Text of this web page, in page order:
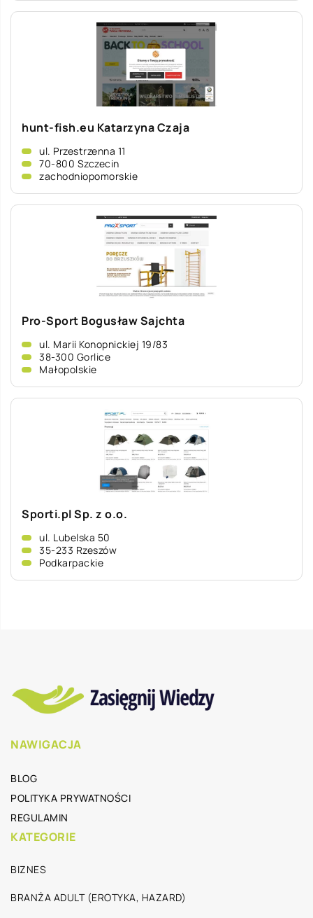
hunt-fish.eu Katarzyna Czaja
ul. Przestrzenna 11
70-800 Szczecin
zachodniopomorskie
Pro-Sport Bogusław Sajchta
ul. Marii Konopnickiej 19/83
38-300 Gorlice
Małopolskie
Sporti.pl Sp. z o.o.
ul. Lubelska 50
35-233 Rzeszów
Podkarpackie
NAWIGACJA
BLOG
POLITYKA PRYWATNOŚCI
REGULAMIN
KATEGORIE
BIZNES
BRANŻA ADULT (EROTYKA, HAZARD)